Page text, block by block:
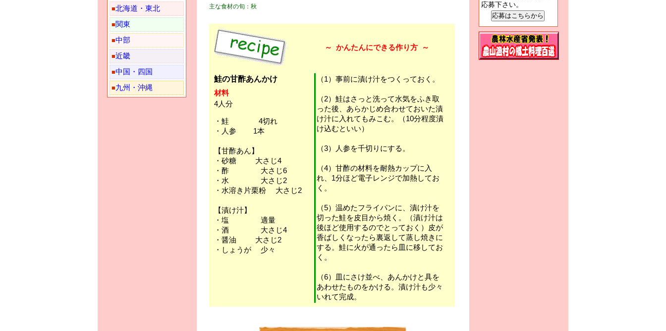
■北海道・東北
■関東
■中部
■近畿
■中国・四国
■九州・沖縄
主な食材の旬：秋
～ かんたんにできる作り方 ～
鮭の甘酢あんかけ
材料
4人分
・鮭 4切れ
・人参 1本
【甘酢あん】
・砂糖 大さじ4
・酢 大さじ6
・水 大さじ2
・水溶き片栗粉 大さじ2
【漬け汁】
・塩 適量
・酒 大さじ4
・醤油 大さじ2
・しょうが 少々
（1）事前に漬け汁をつくっておく。
（2）鮭はさっと洗って水気をふき取
った後、あらかじめ合わせておいた漬
け汁に入れてもみこむ。（10分程度漬
け込むといい）
（3）人参を千切りにする。
（4）甘酢の材料を耐熱カップに入
れ、1分ほど電子レンジで加熱してお
く。
（5）温めたフライパンに、漬け汁を
切った鮭を皮目から焼く。（漬け汁は
後ほど使用するのでとっておく）皮が
香ばしくなったら裏返して蒸し焼きに
する。鮭に火が通ったら皿に移してお
く。
（6）皿にさけ並べ、あんかけと具を
あわせたものをかける。漬け汁も少々
いれて完成。
応募下さい。